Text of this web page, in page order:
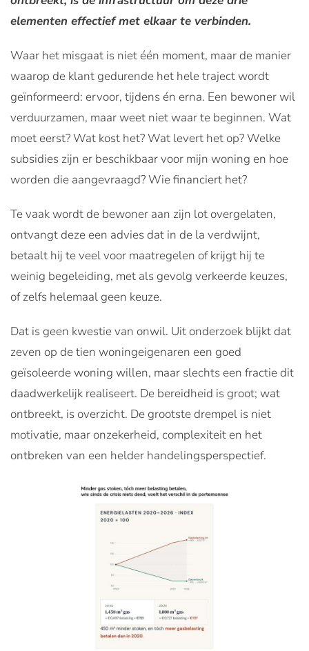
elementen effectief met elkaar te verbinden.
Waar het misgaat is niet één moment, maar de manier
waarop de klant gedurende het hele traject wordt
geïnformeerd: ervoor, tijdens én erna. Een bewoner wil
verduurzamen, maar weet niet waar te beginnen. Wat
moet eerst? Wat kost het? Wat levert het op? Welke
subsidies zijn er beschikbaar voor mijn woning en hoe
worden die aangevraagd? Wie financiert het?
Te vaak wordt de bewoner aan zijn lot overgelaten,
ontvangt deze een advies dat in de la verdwijnt,
betaalt hij te veel voor maatregelen of krijgt hij te
weinig begeleiding, met als gevolg verkeerde keuzes,
of zelfs helemaal geen keuze.
Dat is geen kwestie van onwil. Uit onderzoek blijkt dat
zeven op de tien woningeigenaren een goed
geïsoleerde woning willen, maar slechts een fractie dit
daadwerkelijk realiseert. De bereidheid is groot; wat
ontbreekt, is overzicht. De grootste drempel is niet
motivatie, maar onzekerheid, complexiteit en het
ontbreken van een helder handelingsperspectief.